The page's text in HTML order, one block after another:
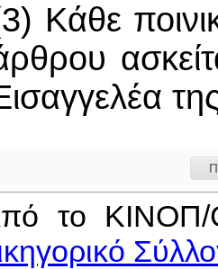
Κάθε
το